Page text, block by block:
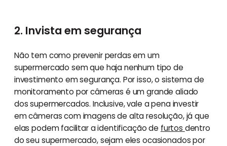
2. Invista em segurança
Não tem como prevenir perdas em um
supermercado sem que haja nenhum tipo de
investimento em segurança. Por isso, o sistema de
monitoramento por câmeras é um grande aliado
dos supermercados. Inclusive, vale a pena investir
em câmeras com imagens de alta resolução, já que
elas podem facilitar a identificação de furtos dentro
do seu supermercado, sejam eles ocasionados por